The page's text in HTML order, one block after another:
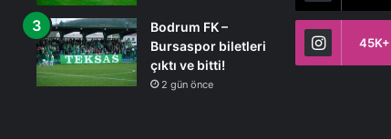
Bodrum FK –
Bursaspor biletleri
çıktı ve bitti!
2 gün önce
45K+